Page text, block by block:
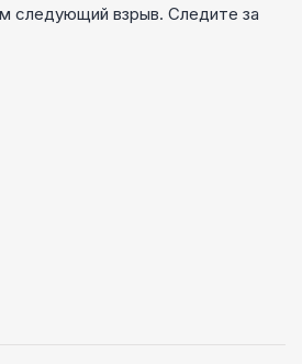
следующий взрыв. Следите за